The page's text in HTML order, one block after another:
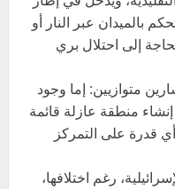
بالميدان عبر النار أو
إلى احتلال بري
متوازيين: إما وجود
منطقة عازلة قائمة
قدرة على التمركز
رغم اختلافها،